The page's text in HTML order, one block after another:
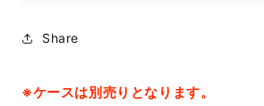
Share
※ケースは別売りとなります。